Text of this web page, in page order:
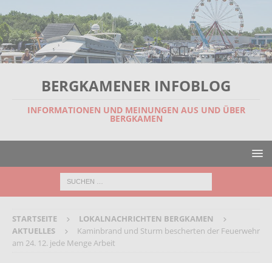
BERGKAMENER INFOBLOG
INFORMATIONEN UND MEINUNGEN AUS UND ÜBER
BERGKAMEN
STARTSEITE
LOKALNACHRICHTEN BERGKAMEN
AKTUELLES
Kaminbrand und Sturm bescherten der Feuerwehr
am 24. 12. jede Menge Arbeit